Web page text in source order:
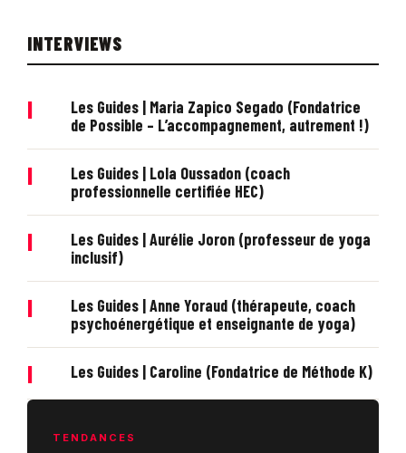
INTERVIEWS
|
Les Guides | Maria Zapico Segado (Fondatrice
de Possible – L’accompagnement, autrement !)
|
Les Guides | Lola Oussadon (coach
professionnelle certifiée HEC)
|
Les Guides | Aurélie Joron (professeur de yoga
inclusif)
|
Les Guides | Anne Yoraud (thérapeute, coach
psychoénergétique et enseignante de yoga)
| Les Guides | Caroline (Fondatrice de Méthode K)
TENDANCES